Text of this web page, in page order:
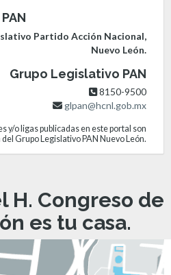
Partido Acción Nacional,
Nuevo León.
Grupo Legislativo PAN
8150-9500
glpan@hcnl.gob.mx
y/o ligas publicadas en este portal son
Grupo Legislativo PAN Nuevo León.
H. Congreso de
es tu casa.